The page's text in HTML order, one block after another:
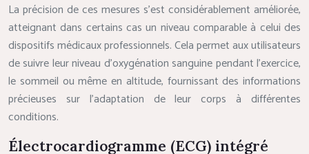
La précision de ces mesures s’est considérablement améliorée,
atteignant dans certains cas un niveau comparable à celui des
dispositifs médicaux professionnels. Cela permet aux utilisateurs
de suivre leur niveau d’oxygénation sanguine pendant l’exercice,
le sommeil ou même en altitude, fournissant des informations
précieuses sur l’adaptation de leur corps à différentes
conditions.
Électrocardiogramme (ECG) intégré